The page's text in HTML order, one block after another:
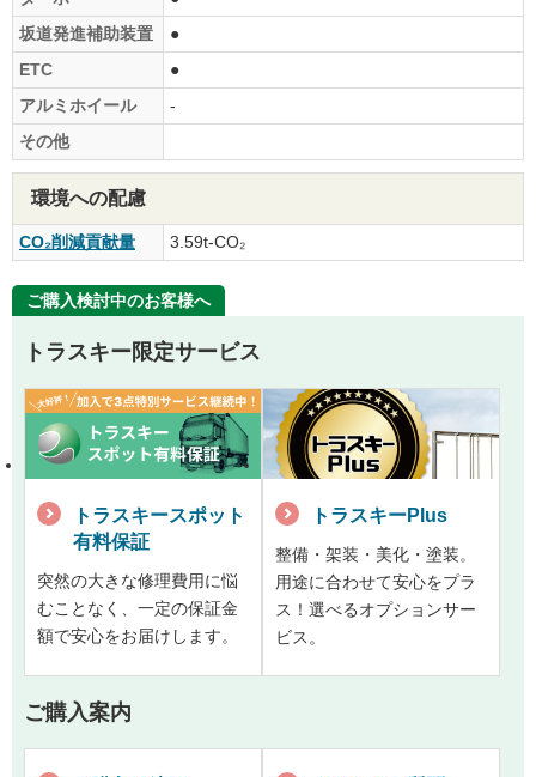
坂道発進補助装置
●
ETC
●
アルミホイール
-
その他
環境への配慮
CO₂削減貢献量 3.59t-CO₂
ご購入検討中のお客様へ
トラスキー限定サービス
トラスキースポット
有料保証
突然の大きな修理費用に悩
むことなく、一定の保証金
額で安心をお届けします。
トラスキーPlus
整備・架装・美化・塗装。
用途に合わせて安心をプラ
ス！選べるオプションサー
ビス。
ご購入案内